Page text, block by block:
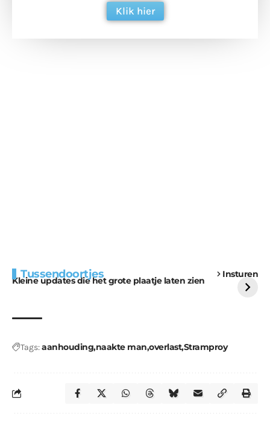
Klik hier
Tussendoortjes Insturen
Kleine updates die het grote plaatje laten zien
voor kabouters
uitdaging
Tags:aanhoudingnaakte man overlastStramproy